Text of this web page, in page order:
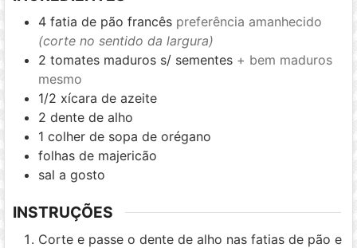
4 fatia de pão francês preferência amanhecido
(corte no sentido da largura)
2 tomates maduros s/ sementes + bem maduros
mesmo
1/2 xícara de azeite
2 dente de alho
1 colher de sopa de orégano
folhas de majericão
sal a gosto
INSTRUÇÕES
Corte e passe o dente de alho nas fatias de pão e